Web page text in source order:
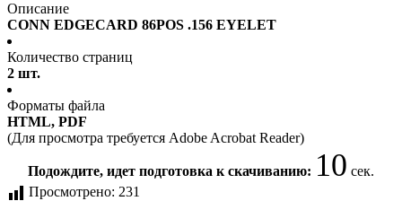
Описание
CONN EDGECARD 86POS .156 EYELET
Количество страниц
2 шт.
Форматы файла
HTML, PDF
(Для просмотра требуется Adobe Acrobat Reader)
Подождите, идет подготовка к скачиванию: 10 сек.
Просмотрено: 231